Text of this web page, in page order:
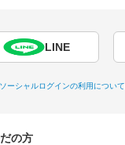
LINE
ソーシャルログインの利用について
の方